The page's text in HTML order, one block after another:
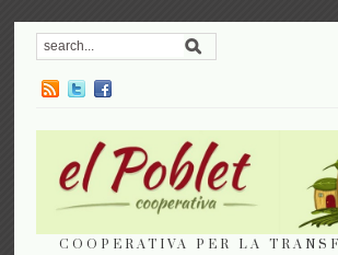
COOPERATIVA PER LA